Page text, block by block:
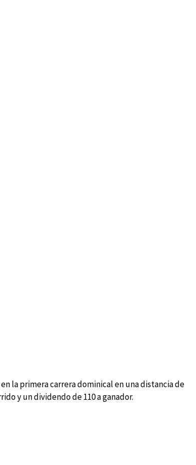
la primera carrera dominical en una distancia de
y un dividendo de 110 a ganador.